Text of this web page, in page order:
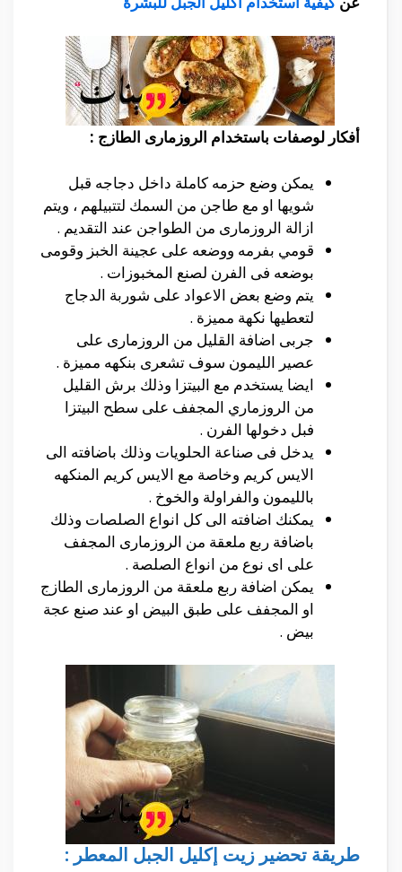
أفكار لوصفات باستخدام الروزمارى الطازج :
يمكن وضع حزمه كاملة داخل دجاجه قبل
شويها او مع طاجن من السمك لتتبيلهم ، ويتم
ازالة الروزمارى من الطواجن عند التقديم .
قومي بفرمه ووضعه على عجينة الخبز وقومى
بوضعه فى الفرن لصنع المخبوزات .
يتم وضع بعض الاعواد على شوربة الدجاج
لتعطيها نكهة مميزة .
جربى اضافة القليل من الروزمارى على
عصير الليمون سوف تشعرى بنكهه مميزة .
ايضا يستخدم مع البيتزا وذلك برش القليل
من الروزماري المجفف على سطح البيتزا
فبل دخولها الفرن .
يدخل فى صناعة الحلويات وذلك باضافته الى
الايس كريم وخاصة مع الايس كريم المنكهه
بالليمون والفراولة والخوخ .
يمكنك اضافته الى كل انواع الصلصات وذلك
باضافة ربع ملعقة من الروزمارى المجفف
على اى نوع من انواع الصلصة .
يمكن اضافة ربع ملعقة من الروزمارى الطازج
او المجفف على طبق البيض او عند صنع عجة
بيض .
طريقة تحضير زيت إكليل الجبل المعطر :